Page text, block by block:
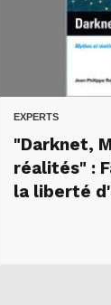
EXPERTS
"Darknet,
réalités" :
la liberté